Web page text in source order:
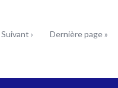
Page
Suivant ›
Dernière
Dernière page »